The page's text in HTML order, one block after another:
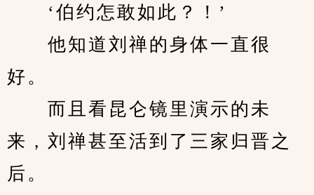
‘伯约怎敢如此？！’
他知道刘禅的身体一直很
好。
而且看昆仑镜里演示的未
来，刘禅甚至活到了三家归晋之
后。